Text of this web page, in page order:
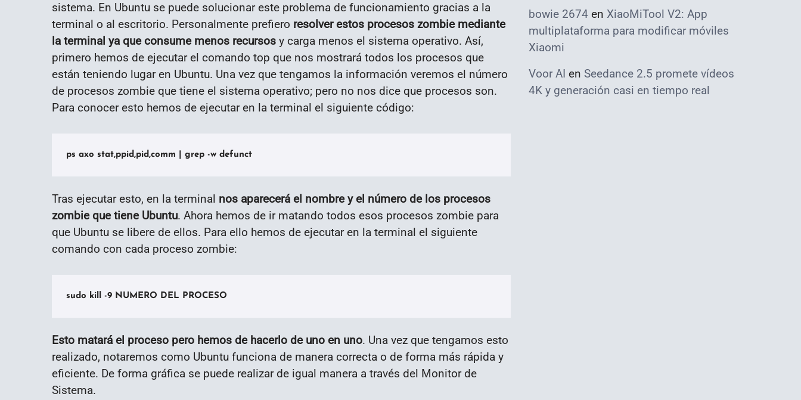
sistema. En Ubuntu se puede solucionar este problema de funcionamiento gracias a la
terminal o al escritorio. Personalmente prefiero resolver estos procesos zombie mediante
la terminal ya que consume menos recursos y carga menos el sistema operativo. Así,
primero hemos de ejecutar el comando top que nos mostrará todos los procesos que
están teniendo lugar en Ubuntu. Una vez que tengamos la información veremos el número
de procesos zombie que tiene el sistema operativo; pero no nos dice que procesos son.
Para conocer esto hemos de ejecutar en la terminal el siguiente código:
ps axo stat,ppid,pid,comm | grep -w defunct
Tras ejecutar esto, en la terminal nos aparecerá el nombre y el número de los procesos
zombie que tiene Ubuntu. Ahora hemos de ir matando todos esos procesos zombie para
que Ubuntu se libere de ellos. Para ello hemos de ejecutar en la terminal el siguiente
comando con cada proceso zombie:
sudo kill -9 NUMERO DEL PROCESO
Esto matará el proceso pero hemos de hacerlo de uno en uno. Una vez que tengamos esto
realizado, notaremos como Ubuntu funciona de manera correcta o de forma más rápida y
eficiente. De forma gráfica se puede realizar de igual manera a través del Monitor de
Sistema.
bowie 2674 en XiaoMiTool V2: App
multiplataforma para modificar móviles
Xiaomi
Voor AI en Seedance 2.5 promete vídeos
4K y generación casi en tiempo real